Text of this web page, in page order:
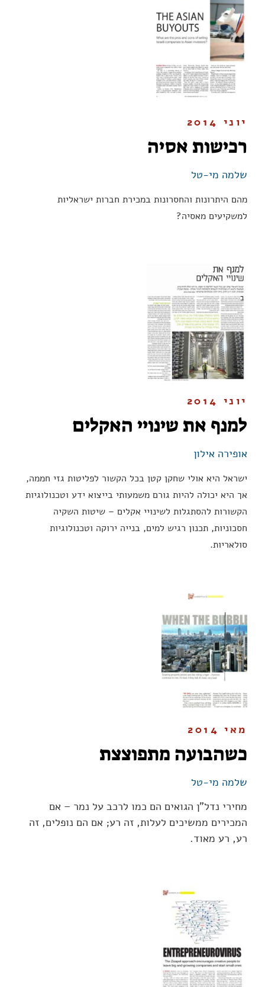
יוני 2014
רכישות אסיה
שלמה מי-טל
מהם היתרונות והחסרונות במכירת חברות ישראליות
למשקיעים מאסיה?
יוני 2014
למנף את שינויי האקלים
אופירה אילון
ישראל היא אולי שחקן קטן בכל הקשור לפליטות גזי חממה,
אך היא יכולה להיות גורם משמעותי בייצוא ידע וטכנולוגיות
הקשורות להסתגלות לשינויי אקלים – שיטות השקיה
חסכוניות, תכנון רגיש למים, בנייה ירוקה וטכנולוגיות
סולאריות.
מאי 2014
כשהבועה מתפוצצת
שלמה מי-טל
מחירי נדל"ן הגואים הם כמו לרכב על נמר – אם
המכירים ממשיכים לעלות, זה רע; אם הם נופלים, זה
רע, רע מאוד.